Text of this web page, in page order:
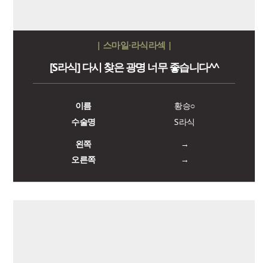
| 스마일·라식라섹 |
[S라식] 다시 찾은 광명 너무 좋습니다^^
이름
황승○
수술명
S라식
왼쪽
→
오른쪽
→